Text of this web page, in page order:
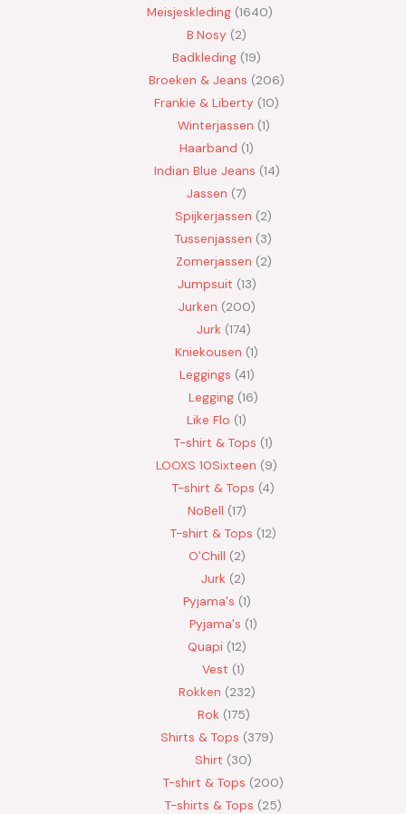
Meisjeskleding 1640
B.Nosy
2
Badkleding 19
Broeken & Jeans
206
Frankie & Liberty 10
Winterjassen 1
Haarband 1
Indian Blue Jeans 14
Jassen 7
Spijkerjassen
2
Tussenjassen
3
Zomerjassen 2
Jumpsuit 13
Jurken 200
Jurk 174
Kniekousen 1
Leggings 41
Legging 16
Like Flo 1
T-shirt & Tops 1
LOOXS 10Sixteen
9
T-shirt & Tops 4
NoBell 17
T-shirt & Tops 12
O'Chill 2
Jurk
2
Pyjama's 1
Pyjama's 1
Quapi 12
Vest 1
Rokken 232
Rok 175
Shirts & Tops 379
Shirt
30
T-shirt & Tops
200
T-shirts & Tops
25